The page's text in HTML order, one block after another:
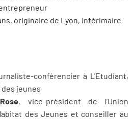
originaire de Lyon, intérimaire
conférencier à L'Etudiant,
jeunes
, vice-président de l’Union
des Jeunes et conseiller au